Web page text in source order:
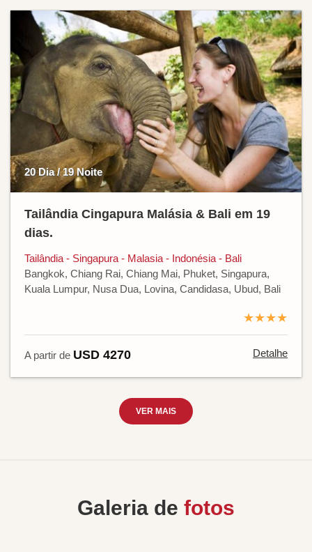
20 Dia / 19 Noite
Tailândia Cingapura Malásia & Bali em 19
dias.
Tailândia - Singapura - Malasia - Indonésia - Bali
Bangkok, Chiang Rai, Chiang Mai, Phuket, Singapura,
Kuala Lumpur, Nusa Dua, Lovina, Candidasa, Ubud, Bali
★★★★
A partir de USD 4270 Detalhe
VER MAIS
Galeria de fotos